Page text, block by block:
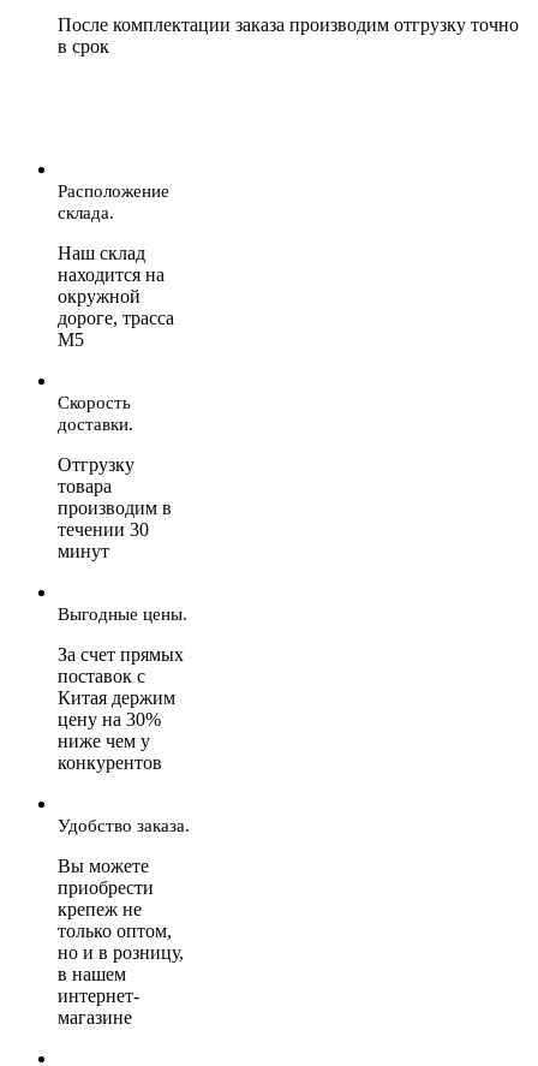
После комплектации заказа производим отгрузку точно
в срок
Расположение
склада.
Наш склад
находится на
окружной
дороге, трасса
М5
Скорость
доставки.
Отгрузку
товара
производим в
течении 30
минут
Выгодные цены.
За счет прямых
поставок с
Китая держим
цену на 30%
ниже чем у
конкурентов
Удобство заказа.
Вы можете
приобрести
крепеж не
только оптом,
но и в розницу,
в нашем
интернет-
магазине